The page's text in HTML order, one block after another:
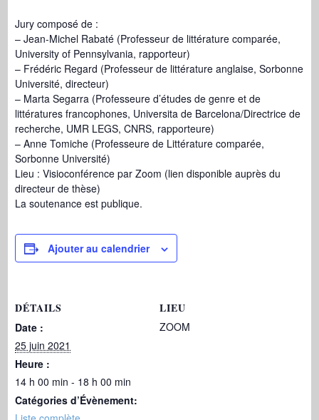
Jury composé de :
– Jean-Michel Rabaté (Professeur de littérature comparée,
University of Pennsylvania, rapporteur)
– Frédéric Regard (Professeur de littérature anglaise, Sorbonne
Université, directeur)
– Marta Segarra (Professeure d’études de genre et de
littératures francophones, Universita de Barcelona/Directrice de
recherche, UMR LEGS, CNRS, rapporteure)
– Anne Tomiche (Professeure de Littérature comparée,
Sorbonne Université)
Lieu : Visioconférence par Zoom (lien disponible auprès du
directeur de thèse)
La soutenance est publique.
Ajouter au calendrier
DÉTAILS
Date :
25 juin 2021
Heure :
14 h 00 min - 18 h 00 min
Catégories d’Évènement:
LIEU
ZOOM